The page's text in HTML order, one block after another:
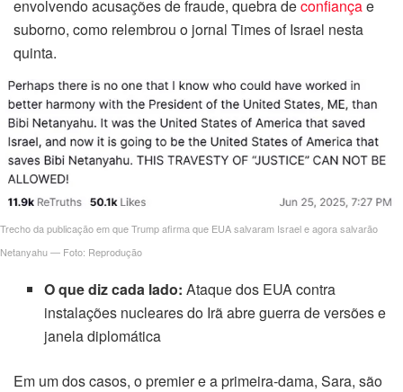
envolvendo acusações de fraude, quebra deconfiançae
suborno, como relembrou o jornal Times of Israel nesta
quinta.
Trecho da publicação em que Trump afirma que EUA salvaram Israel e agora salvarão
Netanyahu — Foto: Reprodução
O que diz cada lado:Ataque dos EUA contra
instalações nucleares do Irã abre guerra de versões e
janela diplomática
Em um dos casos, o premier e a primeira-dama, Sara, são